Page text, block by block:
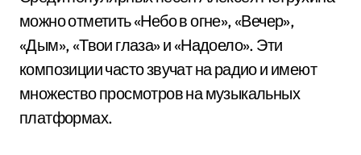
можно отметить «Небо в огне», «Вечер»,
«Дым», «Твои глаза» и «Надоело». Эти
композиции часто звучат на радио и имеют
множество просмотров на музыкальных
платформах.